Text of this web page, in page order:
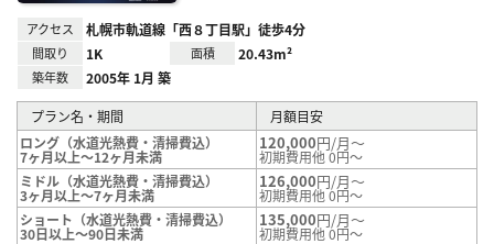
アクセス 札幌市軌道線「西８丁目駅」徒歩4分
間取り 1K 面積 20.43m²
築年数 2005年 1月 築
プラン名・期間
月額目安
ロング（水道光熱費・清掃費込）
7ヶ月以上～12ヶ月未満
120,000円/月～
初期費用他 0円～
ミドル（水道光熱費・清掃費込）
3ヶ月以上～7ヶ月未満
126,000円/月～
初期費用他 0円～
ショート（水道光熱費・清掃費込）
30日以上～90日未満
135,000円/月～
初期費用他 0円～